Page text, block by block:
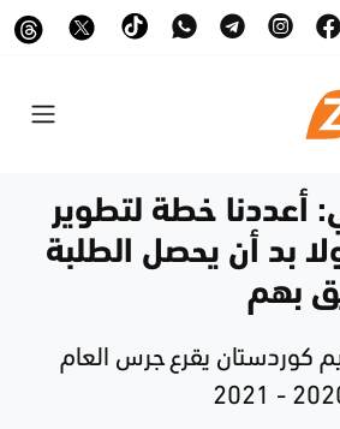
أعددنا خطة لتطوير
بد أن يحصل الطلبة
بهم
كوردستان يقرع جرس العام